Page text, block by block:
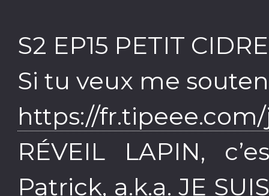
S2 EP15 PETIT CIDRE
Si tu veux me
https://
RÉVEIL LAPIN,
Patrick, a.k.a. JE